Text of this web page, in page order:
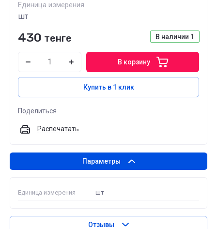
Единица измерения
шт
В наличии 1
430 тенге
В корзину
Купить в 1 клик
Поделиться
Распечатать
Параметры
Единица измерения шт
Отзывы